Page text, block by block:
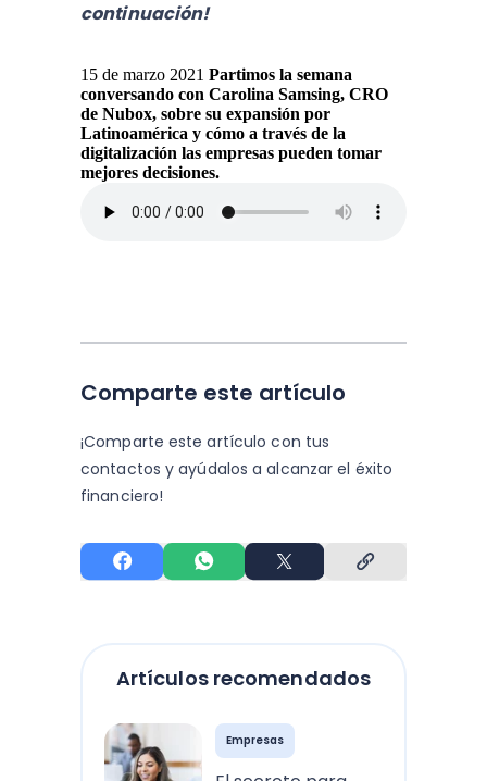
continuación!
15 de marzo 2021 Partimos la semana
conversando con Carolina Samsing, CRO
de Nubox, sobre su expansión por
Latinoamérica y cómo a través de la
digitalización las empresas pueden tomar
mejores decisiones.
Comparte este artículo
¡Comparte este artículo con tus
contactos y ayúdalos a alcanzar el éxito
financiero!
Artículos recomendados
Empresas